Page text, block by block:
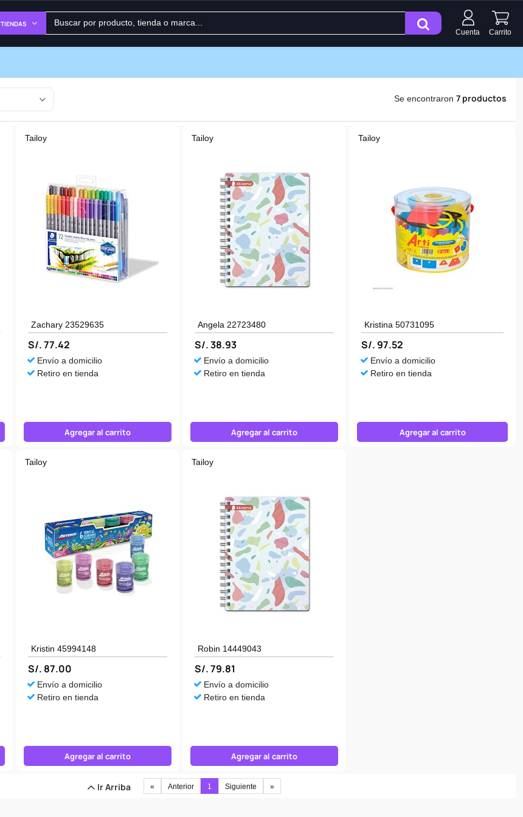
TIENDAS
Cuenta
Carrito
Se encontraron 7 productos
Tailoy
Zachary 23529635
S/. 77.42
Envío a domicilio
Retiro en tienda
Agregar al carrito
Tailoy
Angela 22723480
S/. 38.93
Envío a domicilio
Retiro en tienda
Agregar al carrito
Tailoy
Kristina 50731095
S/. 97.52
Envío a domicilio
Retiro en tienda
Agregar al carrito
Tailoy
Kristin 45994148
S/. 87.00
Envío a domicilio
Retiro en tienda
Agregar al carrito
Tailoy
Robin 14449043
S/. 79.81
Envío a domicilio
Retiro en tienda
Agregar al carrito
Ir Arriba « Anterior 1 Siguiente »